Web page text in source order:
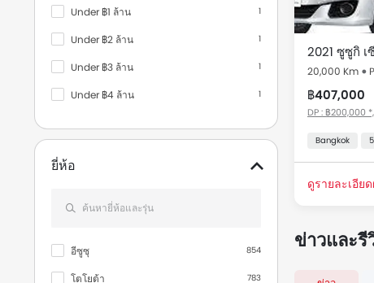
Under ฿1 ล้าน 1
Under ฿2 ล้าน 1
Under ฿3 ล้าน 1
Under ฿4 ล้าน 1
ยี่ห้อ
อีซูซุ 854
โตโยต้า 783
ใช้แล้ว ซูซูกิ
2021 ซูซูกิ เ
20,000 Km
฿407,000
DP : ฿200,000
Bangkok
ดูรายละเอีย
ข่าวและรี